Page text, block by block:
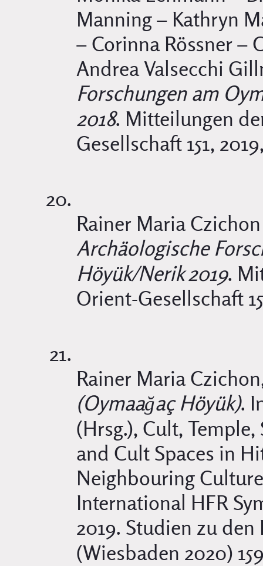
Manning – Kathryn
– Corinna Rössner –
Andrea Valsecchi
Forschungen am
2018. Mitteilungen
Gesellschaft 151,
Rainer Maria
Archäologische
Höyük/Nerik 2019.
Orient-Gesellschaft
Rainer Maria
(Oymaağaç Höyük).
(Hrsg.), Cult,
and Cult Spaces in
Neighbouring
International HFR
2019. Studien zu den
(Wiesbaden 2020)